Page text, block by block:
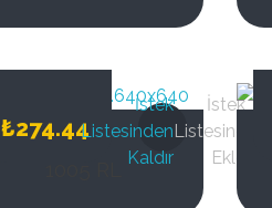
₺274.44
İstek
Listesinden
Kaldır
İstek
Listesine
Ekle